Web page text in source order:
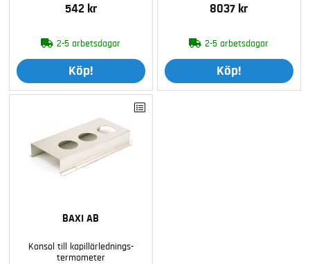
542 kr
2-5 arbetsdagar
Köp!
8037 kr
2-5 arbetsdagar
Köp!
BAXI AB
Konsol till kapillärlednings-
termometer